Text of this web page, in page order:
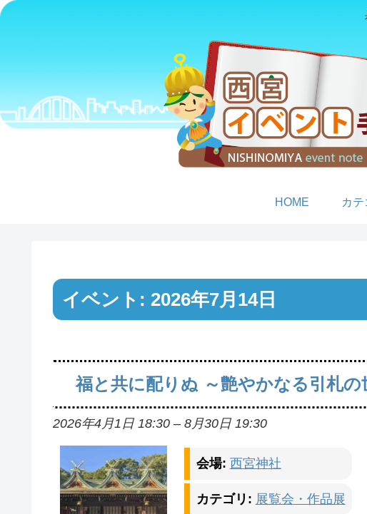
HOME カ
イベント: 2026年7月14日
福と共に配りぬ ～艶やかなる引札
2026年4月1日 18:30 – 8月30日 19:30
会場: 西宮神社
カテゴリ: 展覧会・作品展